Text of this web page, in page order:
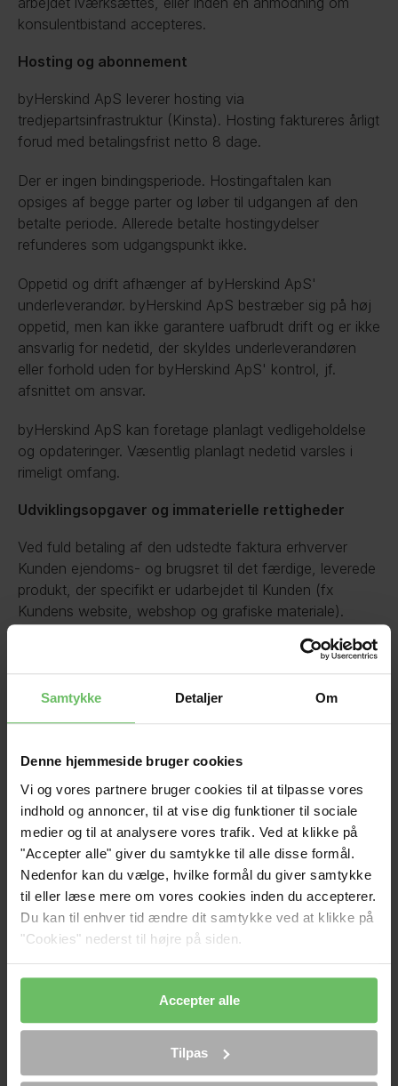
Samtykke Detaljer Om
Denne hjemmeside bruger cookies
Vi og vores partnere bruger cookies til at tilpasse vores
indhold og annoncer, til at vise dig funktioner til sociale
medier og til at analysere vores trafik. Ved at klikke på
"Accepter alle" giver du samtykke til alle disse formål.
Nedenfor kan du vælge, hvilke formål du giver samtykke
til eller læse mere om vores cookies inden du accepterer.
Du kan til enhver tid ændre dit samtykke ved at klikke på
"Cookies" nederst til højre på siden.
Accepter alle
Tilpas
konsulentbistand accepteres.
Hosting og abonnement
byHerskind ApS leverer hosting via
tredjepartsinfrastruktur (Kinsta). Hosting faktureres årligt
forud med betalingsfrist netto 8 dage.
Der er ingen bindingsperiode. Hostingaftalen kan
opsiges af begge parter og løber til udgangen af den
betalte periode. Allerede betalte hostingydelser
refunderes som udgangspunkt ikke.
Oppetid og drift afhænger af byHerskind ApS'
underleverandør. byHerskind ApS bestræber sig på høj
oppetid, men kan ikke garantere uafbrudt drift og er ikke
ansvarlig for nedetid, der skyldes underleverandøren
eller forhold uden for byHerskind ApS' kontrol, jf.
afsnittet om ansvar.
byHerskind ApS kan foretage planlagt vedligeholdelse
og opdateringer. Væsentlig planlagt nedetid varsles i
rimeligt omfang.
Udviklingsopgaver og immaterielle rettigheder
Ved fuld betaling af den udstedte faktura erhverver
Kunden ejendoms- og brugsret til det færdige, leverede
produkt, der specifikt er udarbejdet til Kunden (fx
Kundens website, webshop og grafiske materiale).
byHerskind ApS bevarer de fulde immaterielle
rettigheder til egne underliggende værktøjer, templates,
komponenter, kildekode-biblioteker, metoder og
sådanne elementer i det omfang, de indgår i Kundens
sædvanlige forretningsområde.
Ved egentlige udviklingsprojekter indgår Kunden og
byHerskind ApS en særskilt udviklingsaftale, der blandt
andet regulerer rettighedsspørgsmålet.
byHerskind ApS er ikke ansvarlig for, at leverede
serviceydelser krænker tredjeparts immaterielle
rettigheder, medmindre krænkelsen er forsætlig. I det
omfang byHerskind ApS måtte blive mødt med en
påstand om, at leverede serviceydelser krænker
tredjeparts immaterielle rettigheder, skal Kunden
skadesløsholde byHerskind ApS, medmindre
krænkelsen er forsætlig.